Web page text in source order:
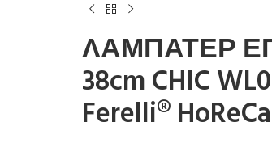
ΛΑΜΠΑΤΕΡ
38cm CHIC
Ferelli® HoReCa